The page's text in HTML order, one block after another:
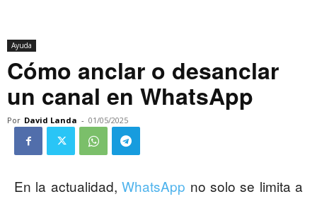
Ayuda
Cómo anclar o desanclar
un canal en WhatsApp
Por David Landa - 01/05/2025
En la actualidad,WhatsApp no solo se limita a